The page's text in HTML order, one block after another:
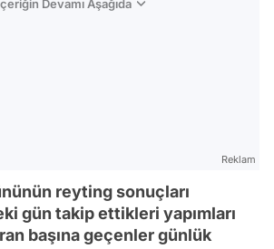
Devamı Aşağıda
Reklam
reyting sonuçları
gün takip ettikleri yapımları
başına geçenler günlük